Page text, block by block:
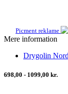
Picment reklame
Mere information
Drygolin
698,00 - 1099,00 kr.